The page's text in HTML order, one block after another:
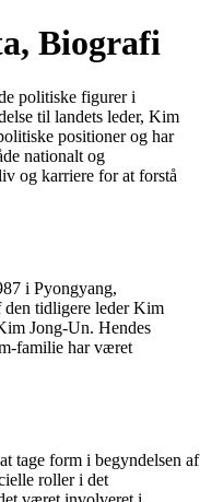
Biografi
politiske figurer i
til landets leder, Kim
positioner og har
nationalt og
og karriere for at forstå
i Pyongyang,
den tidligere leder Kim
Jong-Un. Hendes
familie har været
tage form i begyndelsen af
roller i det